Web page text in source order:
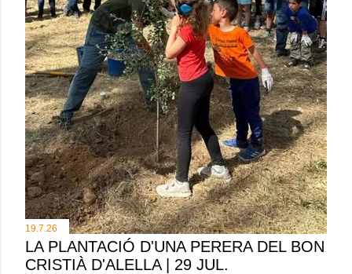
19.7.26
LA PLANTACIÓ D'UNA PERERA DEL BON
CRISTIÀ D'ALELLA | 29 JUL.